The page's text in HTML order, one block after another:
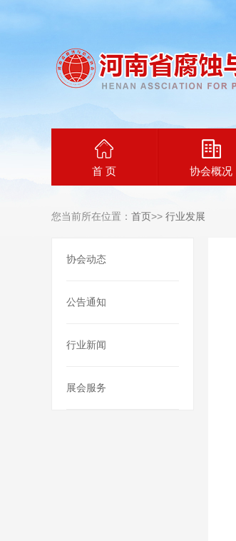
首 页 协会概况
您当前所在位置： 首页>> 行业发展
协会动态
公告通知
行业新闻
展会服务